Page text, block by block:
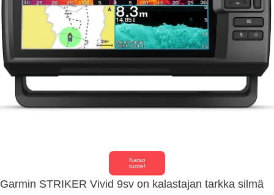
Katso
tuote!
Garmin STRIKER Vivid 9sv on kalastajan tarkka silmä